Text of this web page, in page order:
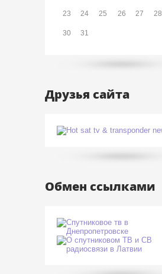
23 24 25 26 27 28
30 31
Друзья сайта
Обмен ссылками